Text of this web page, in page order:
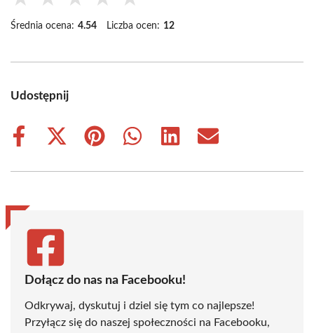
Średnia ocena: 4.54 Liczba ocen: 12
Udostępnij
Share
Share
(Twitter)
Share
Share
Share
Share
Dołącz do nas na Facebooku!
Odkrywaj, dyskutuj i dziel się tym co najlepsze!
Przyłącz się do naszej społeczności na Facebooku,